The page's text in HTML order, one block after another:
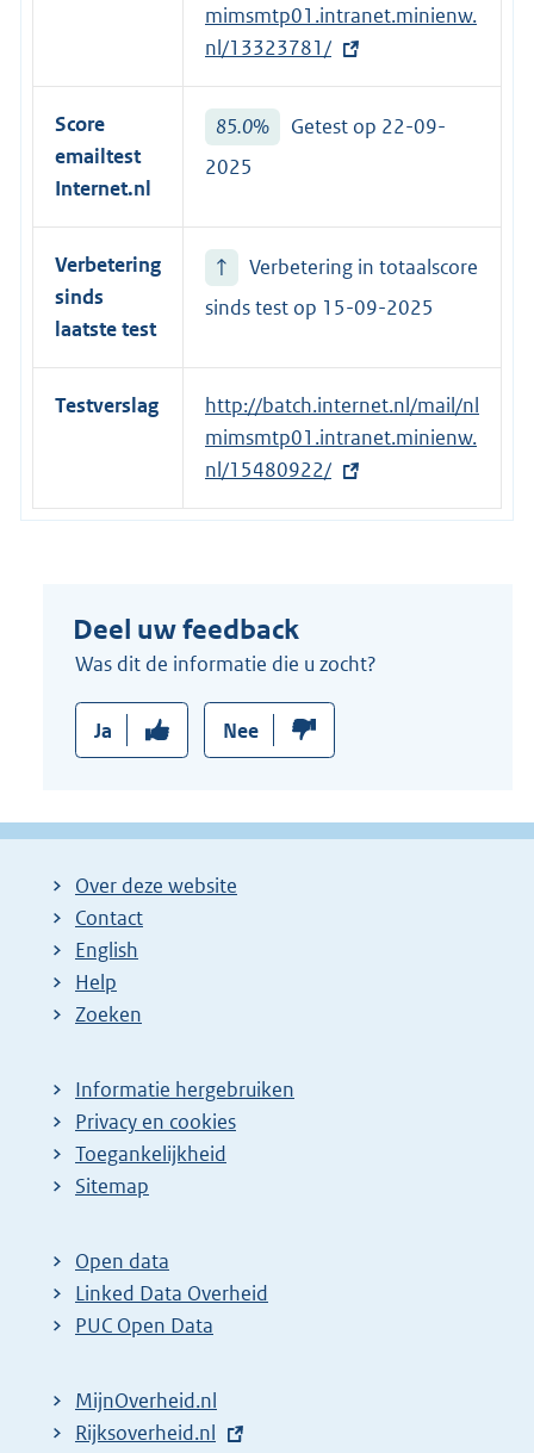
x
t
e
r
n
e
k
mimsmtp01.intranet.minienw.
nl/13323781/
Score
emailtest
Internet.nl
85.0%
Getest op 22-09-
2025
Verbetering
sinds
laatste test
↑
Verbetering in totaalscore
sinds test op 15-09-2025
Testverslag
E
x
t
e
l
i
:
http://batch.internet.nl/mail/nl
mimsmtp01.intranet.minienw.
nl/15480922/
Deel uw feedback
Was dit de informatie die u zocht?
Ja Nee
Over deze website
Contact
English
Help
Zoeken
Informatie hergebruiken
Privacy en cookies
Toegankelijkheid
Sitemap
Open data
Linked Data Overheid
PUC Open Data
MijnOverheid.nl
E
Rijksoverheid.nl